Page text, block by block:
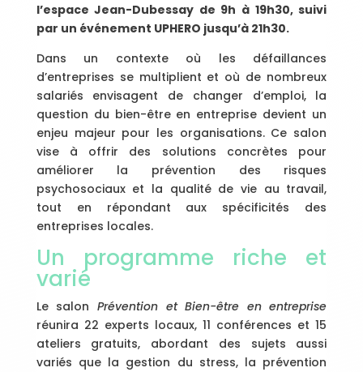
l’espace Jean-Dubessay de 9h à 19h30, suivi
par un événement UPHERO jusqu’à 21h30.
Dans un contexte où les défaillances
d’entreprises se multiplient et où de nombreux
salariés envisagent de changer d’emploi, la
question du bien-être en entreprise devient un
enjeu majeur pour les organisations. Ce salon
vise à offrir des solutions concrètes pour
améliorer la prévention des risques
psychosociaux et la qualité de vie au travail,
tout en répondant aux spécificités des
entreprises locales.
Un programme riche et
varié
Le salon Prévention et Bien-être en entreprise
réunira 22 experts locaux, 11 conférences et 15
ateliers gratuits, abordant des sujets aussi
variés que la gestion du stress, la prévention